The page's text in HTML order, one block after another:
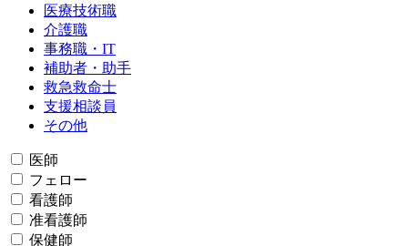
医療技術職​
介護職​
事務職・IT​
補助者・助手
救急救命士
支援相談員
その他
医師
フェロー
看護師
准看護師
保健師